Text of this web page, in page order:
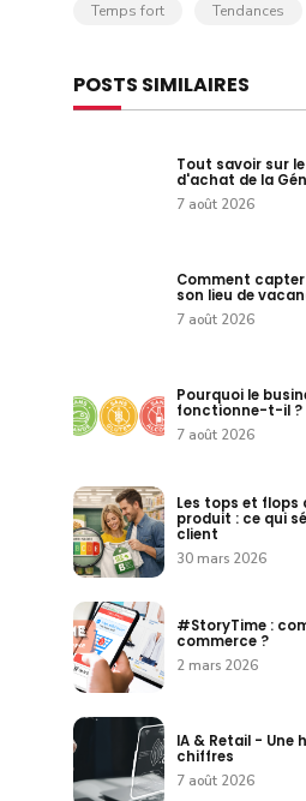
Temps fort
Tendances
POSTS SIMILAIRES
Tout savoir sur
d'achat de la
7 août 2026
Comment
son lieu de
7 août 2026
Pourquoi le
fonctionne-t-il ?
7 août 2026
Les tops et flops
produit : ce qui
client
30 mars 2026
#StoryTime :
commerce ?
2 mars 2026
IA & Retail - Une
chiffres
7 août 2026